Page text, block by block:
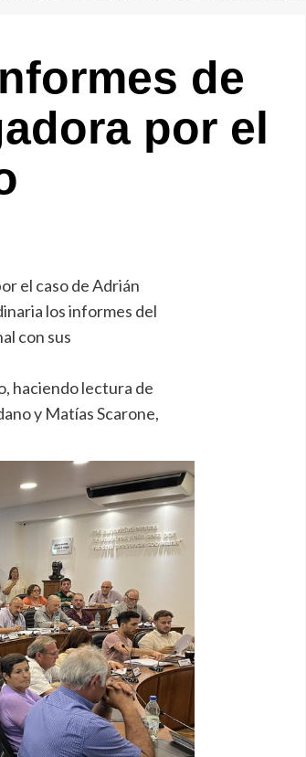
de
por el
el caso de Adrián
los informes del
con sus
haciendo lectura de
y Matías Scarone,